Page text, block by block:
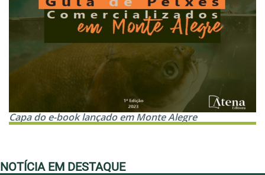
Capa do e-book lançado em Monte Alegre
NOTÍCIA EM DESTAQUE